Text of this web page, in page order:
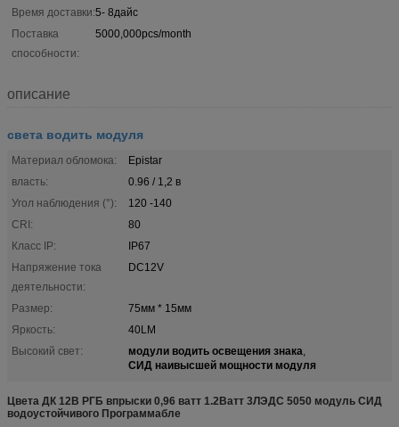
Время доставки:5- 8дайс
Поставка
способности:
5000,000pcs/month
описание
света водить модуля
Материал обломока:
Epistar
власть:
0.96 / 1,2 в
Угол наблюдения (°):
120 -140
CRI:
80
Класс IP:
IP67
Напряжение тока
деятельности:
DC12V
Размер:
75мм * 15мм
Яркость:
40LM
Высокий свет:
модули водить освещения знака,
СИД наивысшей мощности модуля
Цвета ДК 12В РГБ впрыски 0,96 ватт 1.2Ватт 3ЛЭДС 5050 модуль СИД
водоустойчивого Программабле